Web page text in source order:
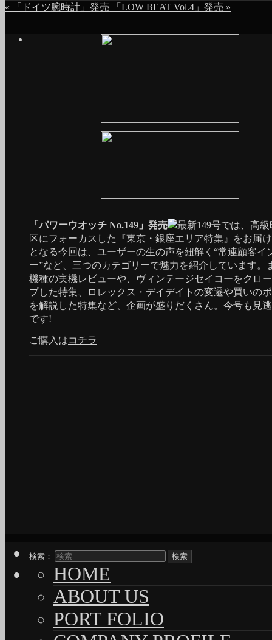
« 「ドイツ腕時計」発売 「LOW BEAT Vol.4」発売 »
「パワーウオッチ No.149」発売
最新149号では、高
区にフォーカスした『東京・銀座エリア特集』をお届
となる今回は、ユーザーの生の声を紐解く“常連顧客イ
ー”など、三つのカテゴリーで魅力を紹介しています。
機種の実機レビューや、ヴィンテージセイコーをクロ
プした特集、ロレックス・デイデイトの変遷や買いの
を解説した特集など、企画が盛りだくさん。今号も見
です!
ご購入はコチラ
検索：
HOME
ABOUT US
PORT FOLIO